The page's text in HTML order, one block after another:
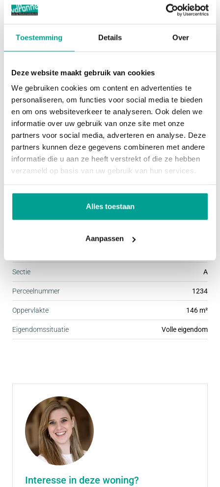
Toestemming Details Over
Deze website maakt gebruik van cookies
We gebruiken cookies om content en advertenties te
personaliseren, om functies voor social media te bieden
en om ons websiteverkeer te analyseren. Ook delen we
informatie over uw gebruik van onze site met onze
partners voor social media, adverteren en analyse. Deze
partners kunnen deze gegevens combineren met andere
informatie die u aan ze heeft verstrekt of die ze hebben
verzameld op basis van uw gebruik van hun services.
Alles toestaan
Aanpassen
Verder beschikken alle woningen over een heerlijke,
woningen, welke uitzicht biedt over een
van uw auto doet u probleemloos in één van de
parkeerhoven die nabij de woning zijn gesitueerd.
Droomt u alvast met ons mee?
Hoofdtuin Achtertuin
Ligging hoofdtuin
Garage
Overig
Permanente bewoning
Sectie A
Perceelnummer 1234
Oppervlakte 146 m²
Eigendomssituatie Volle eigendom
Interesse in deze woning?